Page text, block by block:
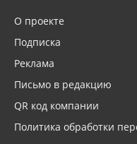
О проекте
Подписка
Реклама
Письмо в редакцию
QR код компании
Политика обработки